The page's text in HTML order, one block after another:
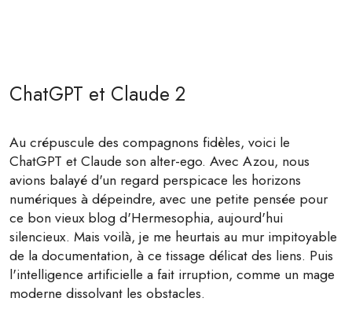
ChatGPT et Claude 2
Au crépuscule des compagnons fidèles, voici le
ChatGPT et Claude son alter-ego. Avec Azou, nous
avions balayé d'un regard perspicace les horizons
numériques à dépeindre, avec une petite pensée pour
ce bon vieux blog d'Hermesophia, aujourd'hui
silencieux. Mais voilà, je me heurtais au mur impitoyable
de la documentation, à ce tissage délicat des liens. Puis
l'intelligence artificielle a fait irruption, comme un mage
moderne dissolvant les obstacles.